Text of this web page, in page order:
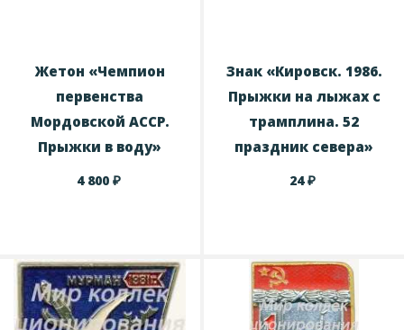
Жетон «Чемпион
первенства
Мордовской АССР.
Прыжки в воду»
4 800 ₽
Знак «Кировск. 1986.
Прыжки на лыжах с
трамплина. 52
праздник севера»
24₽